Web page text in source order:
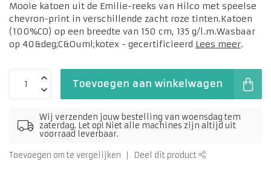
Mooie katoen uit de Emilie-reeks van Hilco met speelse
chevron-print in verschillende zacht roze tinten.Katoen
(100%CO) op een breedte van 150 cm, 135 g/l.m.Wasbaar
op 40&deg;C&Ouml;kotex - gecertificieerd Lees meer.
Toevoegen aan winkelwagen
Wij verzenden jouw bestelling van woensdag tem
zaterdag. Let op! Niet alle machines zijn altijd uit
voorraad leverbaar.
Toevoegen om te vergelijken Deel dit product